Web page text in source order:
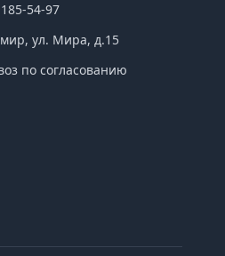
54-97
ул. Мира, д.15
по согласованию